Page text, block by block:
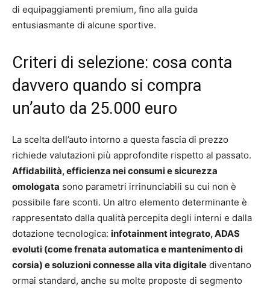
di equipaggiamenti premium, fino alla guida
entusiasmante di alcune sportive.
Criteri di selezione: cosa conta
davvero quando si compra
un’auto da 25.000 euro
La scelta dell’auto intorno a questa fascia di prezzo
richiede valutazioni più approfondite rispetto al passato.
Affidabilità, efficienza nei consumi e sicurezza
omologata sono parametri irrinunciabili su cui non è
possibile fare sconti. Un altro elemento determinante è
rappresentato dalla qualità percepita degli interni e dalla
dotazione tecnologica: infotainment integrato, ADAS
evoluti (come frenata automatica e mantenimento di
corsia) e soluzioni connesse alla vita digitale diventano
ormai standard, anche su molte proposte di segmento